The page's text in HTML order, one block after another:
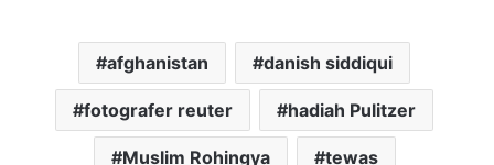
afghanistan danish siddiqui
fotografer reuter hadiah Pulitzer
Muslim Rohingya tewas